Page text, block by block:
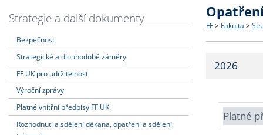
Dozvědět se více
Struktura
Strategie
Fakultní
Podat přihlášku
Co
Učitelské
Dozvědět se více
Dozvědět se více
O vědě a
Dozvědět se více
Aktuální
Strategie a další dokumenty
Bezpečnost
Strategické a dlouhodobé záměry
FF UK pro udržitelnost
Výroční zprávy
Platné vnitřní předpisy FF UK
Rozhodnutí a sdělení děkana, opatření a sdělení
FF > Fakulta >
2026
Platné